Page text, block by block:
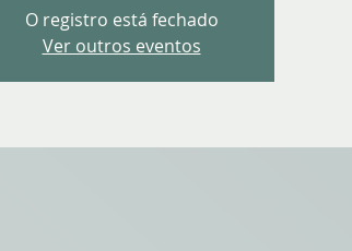
O registro está fechado
Ver outros eventos